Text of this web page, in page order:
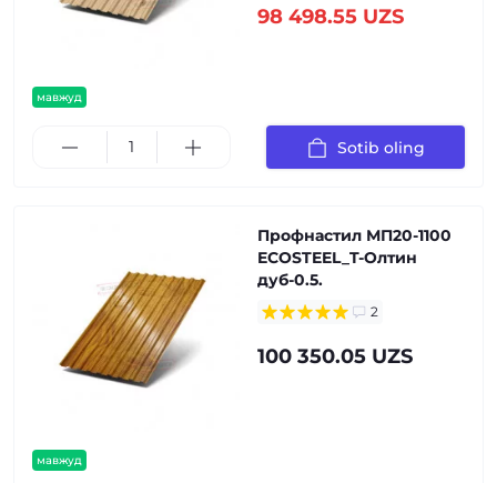
мавжуд
98 498.55 UZS
Sotib oling
мавжуд
Профнастил МП20-1100
ECOSTEEL_T-Олтин
дуб-0.5.
2
100 350.05 UZS